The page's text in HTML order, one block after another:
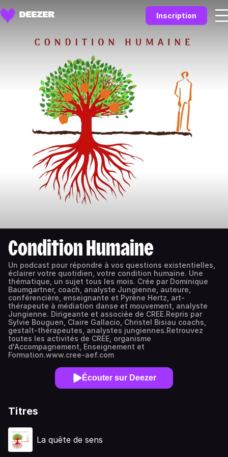
Inscription
Condition Humaine
Un podcast pour répondre à vos questions existentielles,
éclairer votre quotidien, votre condition humaine. Une
thématique, un sujet tous les mois. Crée par Dominique
Baumgartner, coach, analyste Jungienne, auteure,
conférencière, enseignante et Pyrène Hertz, art-
thérapeute à médiation danse et mouvement, analyste
Jungienne. Dirigeante et associée de CREE.Repris par
Sylvie Bouguen, Claire Gallacio, Christel Bisiau coachs,
gestalt-thérapeutes, analystes jungiennes.Retrouvez
toutes les activités de CREE, organisme
d'Accompagnement, Enseignement et
Formation.www.cree-aef.com
Écouter sur Deezer
Titres
La quête de sens